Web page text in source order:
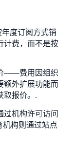
度订阅方式销
计费，而不是按
——费用因组织
额外扩展功能而
取报价。.
过机构许可访问
机构则通过站点